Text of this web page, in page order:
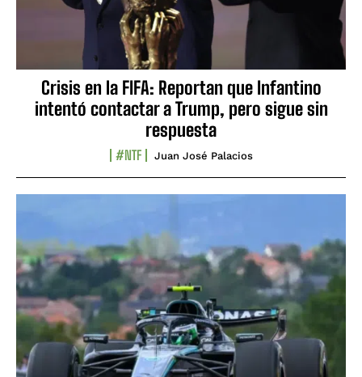
Crisis en la FIFA: Reportan que Infantino
intentó contactar a Trump, pero sigue sin
respuesta
#NTF Juan José Palacios